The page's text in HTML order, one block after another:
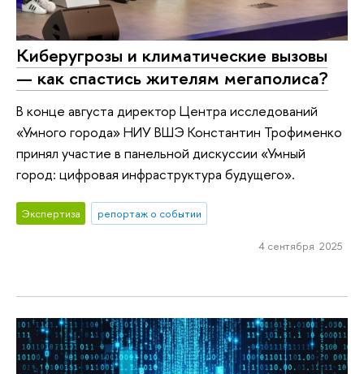
Киберугрозы и климатические вызовы
— как спастись жителям мегаполиса?
В конце августа директор Центра исследований
«Умного города» НИУ ВШЭ Константин Трофименко
принял участие в панельной дискуссии «Умный
город: цифровая инфраструктура будущего».
Экспертиза репортаж о событии
4 сентября 2025